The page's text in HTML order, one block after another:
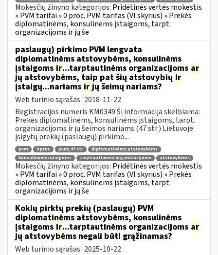
Mokesčių žinyno kategorijos: Pridėtinės vertės mokestis
» PVM tarifai » 0 proc. PVM tarifas (VI skyrius) » Prekės
diplomatinėms, konsulinėms įstaigoms, tarpt.
organizacijoms ir jų še
paslaugų) pirkimo PVM lengvata
diplomatinėms atstovybėms, konsulinėms
įstaigoms ir...tarptautinėms organizacijoms ar
jų atstovybėms, taip pat šių atstovybių ir
įstaigų...nariams irjų šeimų nariams?
Web turinio sąrašas 2018-11-22
Registracijos numeris KM0349 Ši informacija skelbiama:
Prekės diplomatinėms, konsulinėms įstaigoms, tarpt.
organizacijoms ir jų šeimos nariams (47 str.) Lietuvoje
įsigytų prekių (paslaugų) pirkimo...
pvm 0 proc pvmį 47 str
diplomatinėms atstovybėms
konsulinėms įstaigoms
tarptautinėms organizacijoms atstovybėms
Mokesčių žinyno kategorijos: Pridėtinės vertės mokestis
» PVM tarifai » 0 proc. PVM tarifas (VI skyrius) » Prekės
diplomatinėms, konsulinėms įstaigoms, tarpt.
organizacijoms ir jų še
Kokių pirktų prekių (paslaugų) PVM
diplomatinėms atstovybėms, konsulinėms
įstaigoms ir...tarptautinėms organizacijoms ar
jų atstovybėms negali būti grąžinamas?
Web turinio sąrašas 2025-10-22